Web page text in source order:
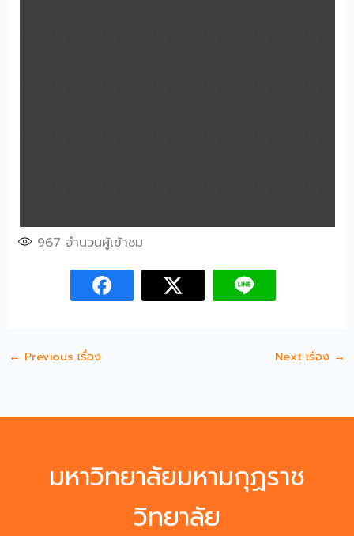
967 จำนวนผู้เข้าชม
← Previous เรื่อง Next เรื่อง →
มหาวิทยาลัยมหามกุฏราช
วิทยาลัย